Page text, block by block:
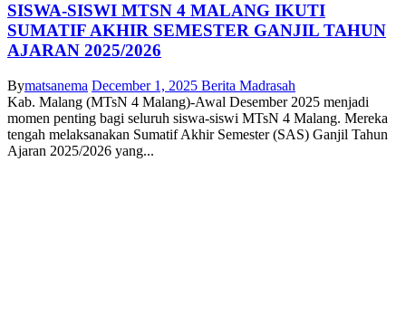
SISWA-SISWI MTSN 4 MALANG IKUTI
SUMATIF AKHIR SEMESTER GANJIL TAHUN
AJARAN 2025/2026
Bymatsanema December 1, 2025 Berita Madrasah
Kab. Malang (MTsN 4 Malang)-Awal Desember 2025 menjadi
momen penting bagi seluruh siswa-siswi MTsN 4 Malang. Mereka
tengah melaksanakan Sumatif Akhir Semester (SAS) Ganjil Tahun
Ajaran 2025/2026 yang...